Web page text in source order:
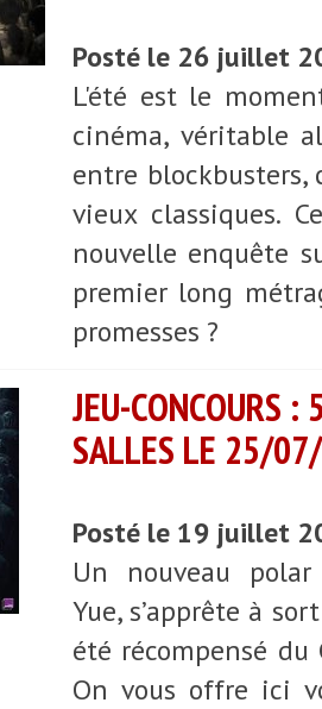
Posté le 26 juillet
L'été est le
cinéma, véritable
entre blockbusters,
vieux classiques.
nouvelle enquête
premier long
promesses ?
JEU-CONCOURS
SALLES LE 25/
Posté le 19 juillet
Un nouveau
Yue, s’apprête à
été récompensé
On vous offre ici